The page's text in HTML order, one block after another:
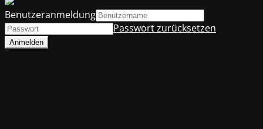
Benutzeranmeldung
Passwort zurücksetzen